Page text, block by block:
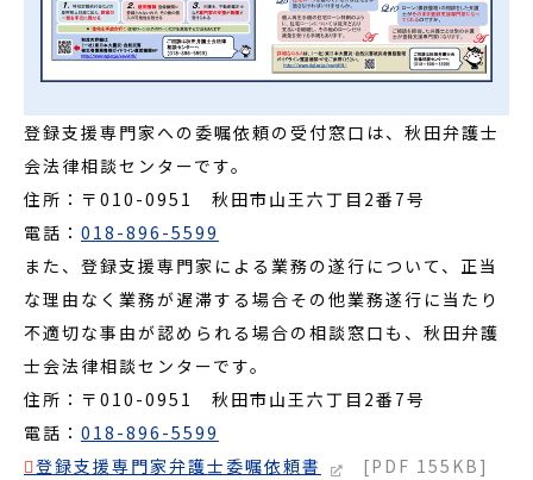
登録支援専門家への委嘱依頼の受付窓口は、秋田弁護士
会法律相談センターです。
住所：〒010-0951 秋田市山王六丁目2番7号
電話： 018-896-5599
また、登録支援専門家による業務の遂行について、正当
な理由なく業務が遅滞する場合その他業務遂行に当たり
不適切な事由が認められる場合の相談窓口も、秋田弁護
士会法律相談センターです。
住所：〒010-0951 秋田市山王六丁目2番7号
電話： 018-896-5599
登録支援専門家弁護士委嘱依頼書
[PDF 155KB]